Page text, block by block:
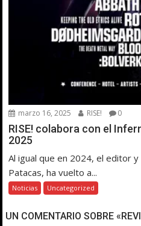
marzo 16, 2025 RISE! 0
RISE! colabora con el
2025
Al igual que en 2024, el editor
Patacas, ha vuelto a...
Noticias Uncategorized
UN COMENTARIO SOBRE